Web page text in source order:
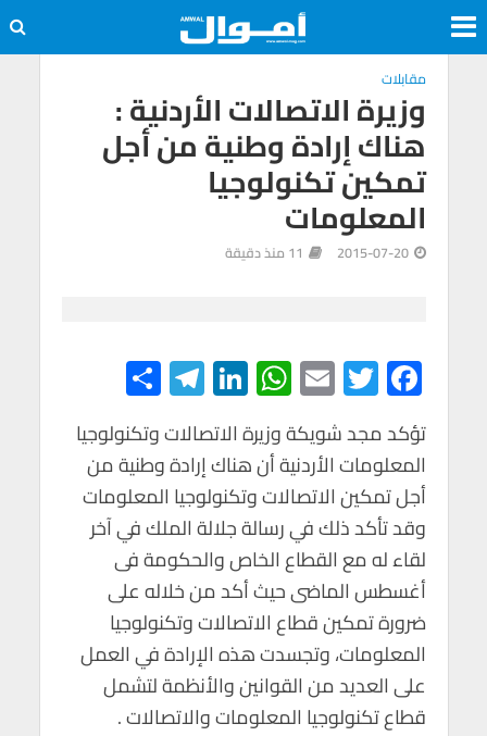
مقابلات
وزيرة الاتصالات الأردنية :
هناك إرادة وطنية من أجل
تمكين تكنولوجيا
المعلومات
2015-07-20 11 منذ دقيقة
F
ac
e
b
o
o
k
T
wi
tt
er
E
m
ail
W
h
at
s
A
p
p
Li
n
ke
dI
n
Te
le
gr
a
m
h
ar
e
تؤكد مجد شويكة وزيرة الاتصالات وتكنولوجيا
المعلومات الأردنية أن هناك إرادة وطنية من
أجل تمكين الاتصالات وتكنولوجيا المعلومات
وقد تأكد ذلك في رسالة جلالة الملك في آخر
لقاء له مع القطاع الخاص والحكومة فى
أغسطس الماضى حيث أكد من خلاله على
ضرورة تمكين قطاع الاتصالات وتكنولوجيا
المعلومات، وتجسدت هذه الإرادة في العمل
على العديد من القوانين والأنظمة لتشمل
قطاع تكنولوجيا المعلومات والاتصالات .